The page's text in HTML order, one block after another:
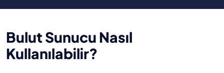
Bulut Sunucu Nasıl
Kullanılabilir?